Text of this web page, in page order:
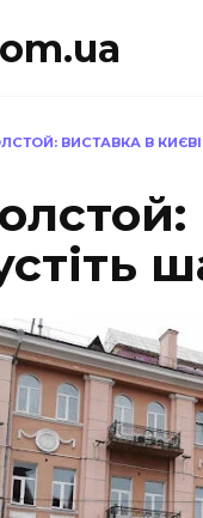
ВИСТАВКА В